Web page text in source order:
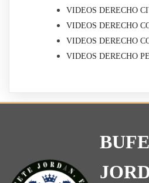
VIDEOS DERECHO
VIDEOS DERECHO
VIDEOS DERECHO
VIDEOS DERECHO